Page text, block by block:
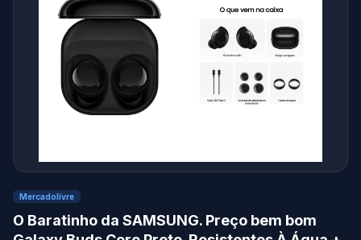
Mercadolivre
O Baratinho da SAMSUNG. Preço bem bom